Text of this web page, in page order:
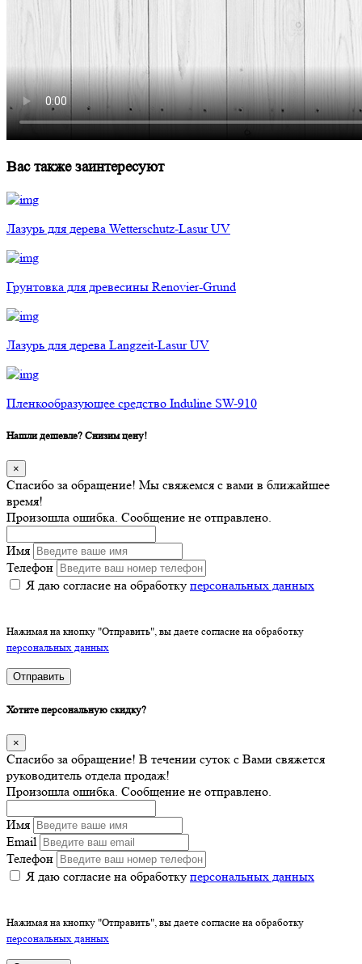
Вас также заинтересуют
Лазурь для дерева Wetterschutz-Lasur UV
Грунтовка для древесины Renovier-Grund
Лазурь для дерева Langzeit-Lasur UV
Пленкообразующее средство Induline SW-910
Нашли дешевле? Снизим цену!
×
Спасибо за обращение! Мы свяжемся с вами в ближайшее
время!
Произошла ошибка. Сообщение не отправлено.
Имя
Телефон
Я даю согласие на обработку персональных данных
Нажимая на кнопку "Отправить", вы даете согласие на обработку
персональных данных
Отправить
Хотите персональную скидку?
×
Спасибо за обращение! В течении суток с Вами свяжется
руководитель отдела продаж!
Произошла ошибка. Сообщение не отправлено.
Имя
Email
Телефон
Я даю согласие на обработку персональных данных
Нажимая на кнопку "Отправить", вы даете согласие на обработку
персональных данных